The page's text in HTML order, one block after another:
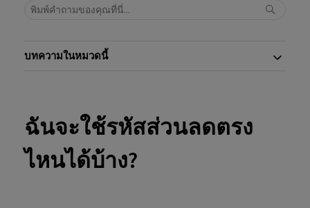
บทความในหมวดนี้
ฉันจะใช้รหัสส่วนลดตรง
ไหนได้บ้าง?